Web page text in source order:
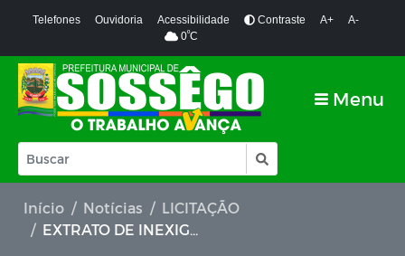
Telefones Ouvidoria Acessibilidade Contraste A+
A-
0ºC
Menu
Início Notícias
LICITAÇÃO
EXTRATO DE INEXIGIBILIDADE DE LICITAÇÃO - Exposição de Motivos nº IN00001/2024